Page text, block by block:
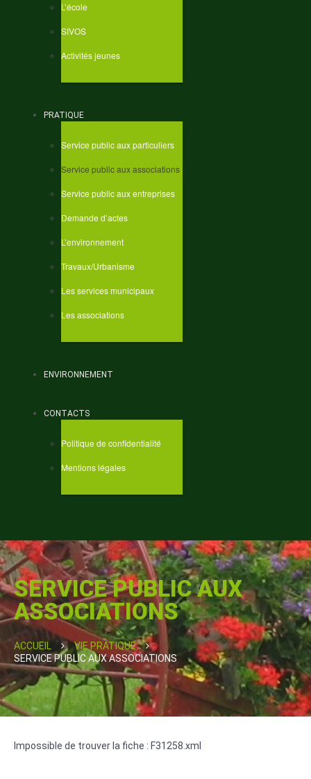
L’école
SIVOS
Activités jeunes
PRATIQUE
Service public aux particuliers
Service public aux associations
Service public aux entreprises
Demande d’actes
L’environnement
Travaux/Urbanisme
Les services municipaux
Les associations
ENVIRONNEMENT
CONTACTS
Politique de confidentialité
Mentions légales
SERVICE PUBLIC AUX
ASSOCIATIONS
ACCUEIL
VIE PRATIQUE
SERVICE PUBLIC AUX ASSOCIATIONS
Impossible de trouver la fiche : F31258.xml